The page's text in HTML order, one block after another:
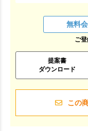
無料
ご
提案書
ダウンロード
この